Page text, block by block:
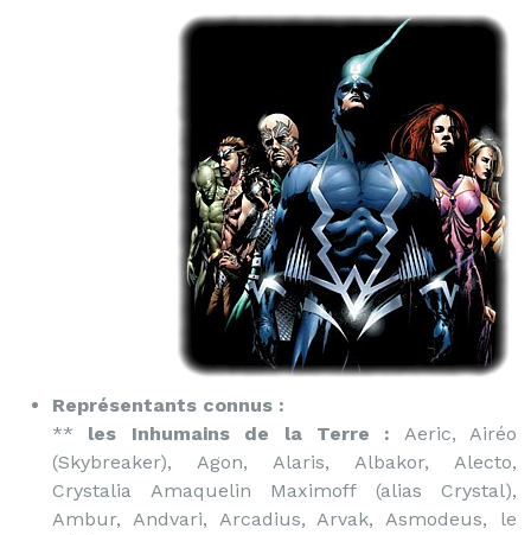
Représentants connus :
** les Inhumains de la Terre : Aeric, Airéo
(Skybreaker), Agon, Alaris, Albakor, Alecto,
Crystalia Amaquelin Maximoff (alias Crystal),
Ambur, Andvari, Arcadius, Arvak, Asmodeus, le